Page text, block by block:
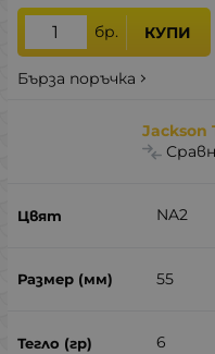
бр. КУПИ
Бърза поръчка
Jackson
NA2
55
6